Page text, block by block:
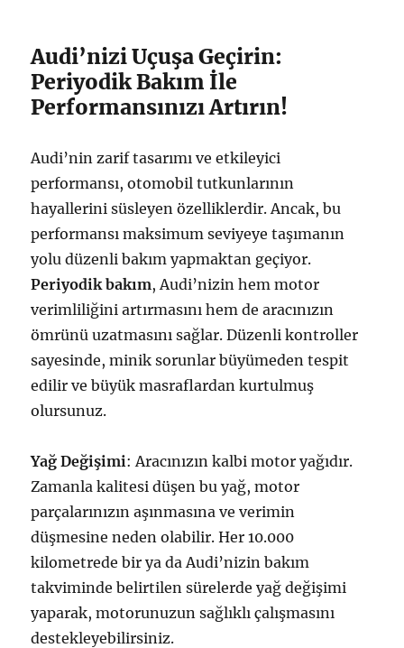
Audi’nizi Uçuşa Geçirin:
Periyodik Bakım İle
Performansınızı Artırın!
Audi’nin zarif tasarımı ve etkileyici
performansı, otomobil tutkunlarının
hayallerini süsleyen özelliklerdir. Ancak, bu
performansı maksimum seviyeye taşımanın
yolu düzenli bakım yapmaktan geçiyor.
Periyodik bakım, Audi’nizin hem motor
verimliliğini artırmasını hem de aracınızın
ömrünü uzatmasını sağlar. Düzenli kontroller
sayesinde, minik sorunlar büyümeden tespit
edilir ve büyük masraflardan kurtulmuş
olursunuz.
Yağ Değişimi: Aracınızın kalbi motor yağıdır.
Zamanla kalitesi düşen bu yağ, motor
parçalarınızın aşınmasına ve verimin
düşmesine neden olabilir. Her 10.000
kilometrede bir ya da Audi’nizin bakım
takviminde belirtilen sürelerde yağ değişimi
yaparak, motorunuzun sağlıklı çalışmasını
destekleyebilirsiniz.